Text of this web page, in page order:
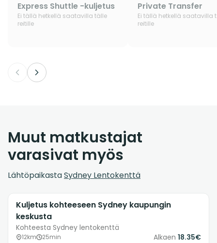
Express Shuttle -kuljetus
Ei tällä hetkellä saatavilla tälle
reitille
Private Transfer
Ei tällä hetkellä saatavilla
reitille
Muut matkustajat
varasivat myös
LähtöpaikastaSydney Lentokenttä
Kuljetus kohteeseen Sydney kaupungin
keskusta
Kohteesta Sydney lentokenttä
12km 25min Alkaen 18.35€